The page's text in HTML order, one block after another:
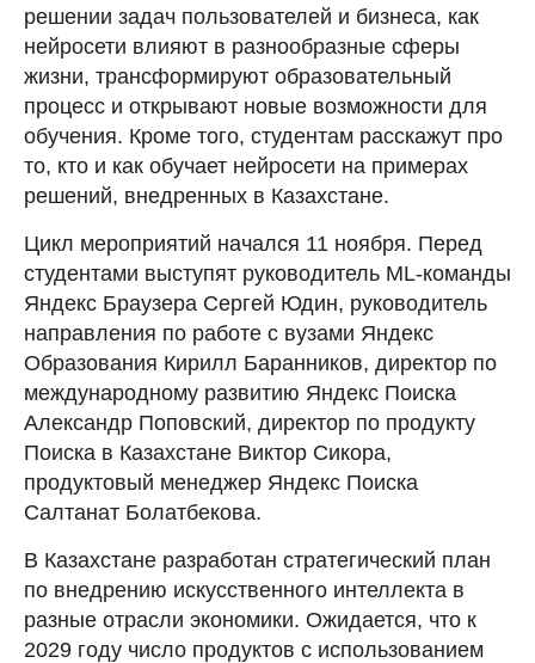
решении задач пользователей и бизнеса, как
нейросети влияют в разнообразные сферы
жизни, трансформируют образовательный
процесс и открывают новые возможности для
обучения. Кроме того, студентам расскажут про
то, кто и как обучает нейросети на примерах
решений, внедренных в Казахстане.
Цикл мероприятий начался 11 ноября. Перед
студентами выступят руководитель ML-команды
Яндекс Браузера Сергей Юдин, руководитель
направления по работе с вузами Яндекс
Образования Кирилл Баранников, директор по
международному развитию Яндекс Поиска
Александр Поповский, директор по продукту
Поиска в Казахстане Виктор Сикора,
продуктовый менеджер Яндекс Поиска
Салтанат Болатбекова.
В Казахстане разработан стратегический план
по внедрению искусственного интеллекта в
разные отрасли экономики. Ожидается, что к
2029 году число продуктов с использованием